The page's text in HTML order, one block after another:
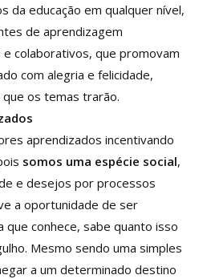
da educação em qualquer nível,
de aprendizagem
colaborativos, que promovam
com alegria e felicidade,
os temas trarão.
aprendizados incentivando
somos uma espécie social,
e desejos por processos
a oportunidade de ser
conhece, sabe quanto isso
Mesmo sendo uma simples
a um determinado destino